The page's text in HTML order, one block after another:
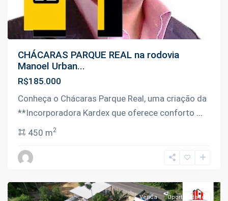
CHÁCARAS PARQUE REAL na rodovia
Manoel Urban...
R$185.000
Conheça o Chácaras Parque Real, uma criação da
**Incorporadora Kardex que oferece conforto ...
450 m2
Tarumã
Venda Oportunidade